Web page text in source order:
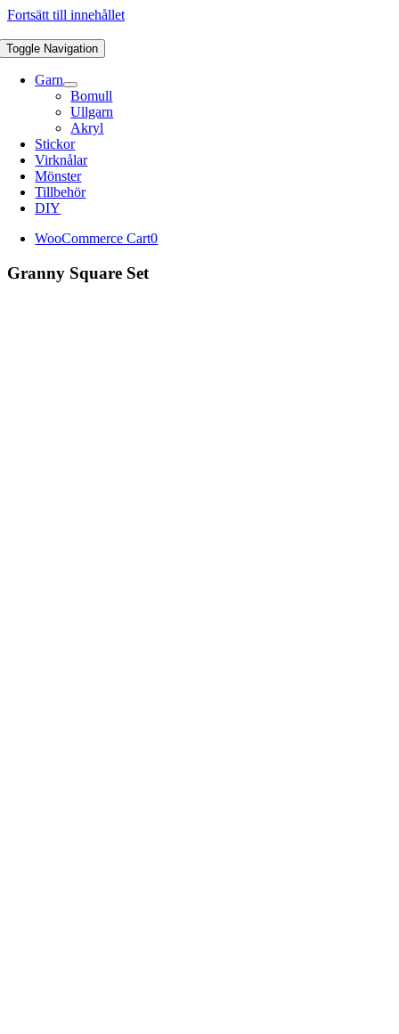
Fortsätt till innehållet
Toggle Navigation
Garn
Bomull
Ullgarn
Akryl
Stickor
Virknålar
Mönster
Tillbehör
DIY
WooCommerce Cart0
Granny Square Set